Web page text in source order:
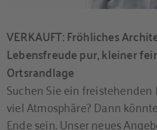
VERKAUFT: Fröhliches
Lebensfreude pur, kleiner
Ortsrandlage
Suchen Sie ein
viel Atmosphäre? Dann
Ende sein. Unser neues